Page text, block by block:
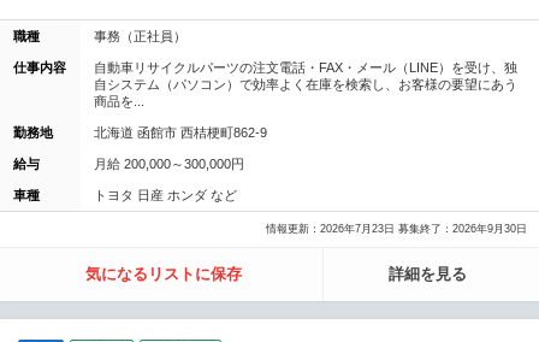
職種 事務（正社員）
仕事内容
自動車リサイクルパーツの注文電話・FAX・メール（LINE）を受け、独
自システム（パソコン）で効率よく在庫を検索し、お客様の要望にあう
商品を...
勤務地 北海道 函館市 西桔梗町862-9
給与 月給 200,000～300,000円
車種 トヨタ 日産 ホンダ など
情報更新：2026年7月23日 募集終了：2026年9月30日
気になるリストに保存 詳細を見る